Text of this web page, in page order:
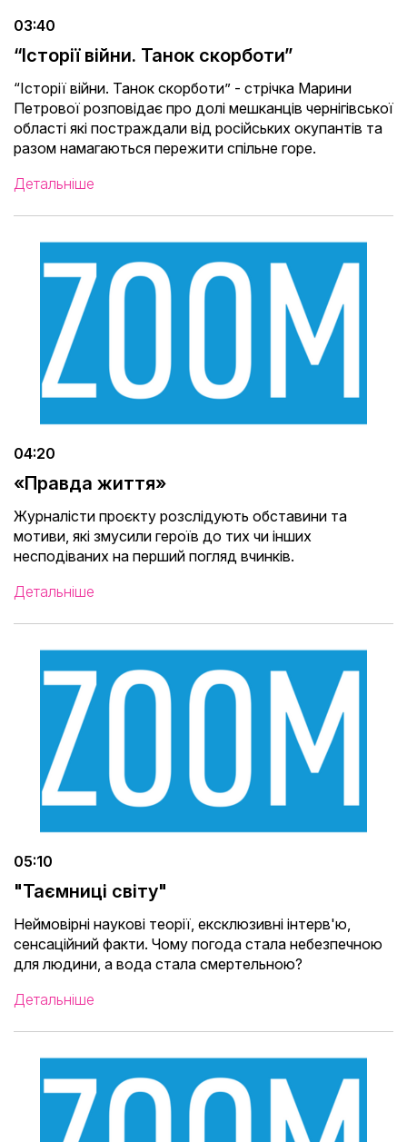
03:40
“Історії війни. Танок скорботи”
“Історії війни. Танок скорботи” - cтрічка Марини
Петрової розповідає про долі мешканців чернігівської
області які постраждали від російських окупантів та
разом намагаються пережити спільне горе.
Детальніше
04:20
«Правда життя»
Журналісти проєкту розслідують обставини та
мотиви, які змусили героїв до тих чи інших
несподіваних на перший погляд вчинків.
Детальніше
05:10
"Таємниці світу"
Неймовірні наукові теорії, ексклюзивні інтерв'ю,
сенсаційний факти. Чому погода стала небезпечною
для людини, а вода стала смертельною?
Детальніше